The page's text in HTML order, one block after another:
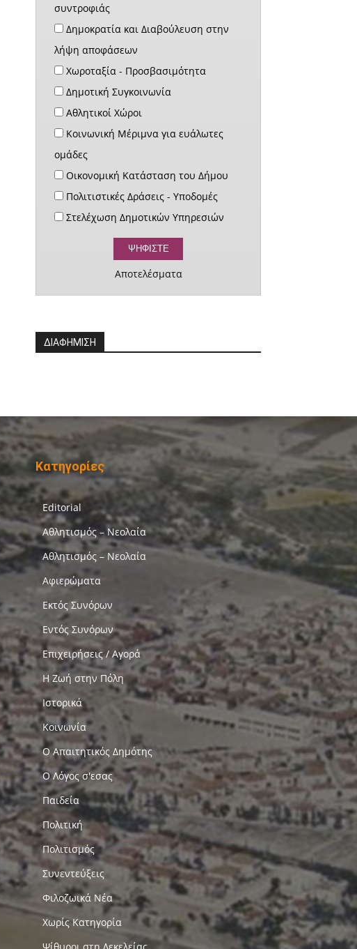
συντροφιάς
Δημοκρατία και Διαβούλευση στην
λήψη αποφάσεων
Χωροταξία - Προσβασιμότητα
Δημοτική Συγκοινωνία
Αθλητικοί Χώροι
Κοινωνική Μέριμνα για ευάλωτες
ομάδες
Οικονομική Κατάσταση του Δήμου
Πολιτιστικές Δράσεις - Υποδομές
Στελέχωση Δημοτικών Υπηρεσιών
Αποτελέσματα
ΔΙΑΦΗΜΙΣΗ
Κατηγορίες
Editorial
Αθλητισμός – Νεολαία
Αθλητισμός – Νεολαία
Αφιερώματα
Εκτός Συνόρων
Εντός Συνόρων
Επιχειρήσεις / Αγορά
Η Ζωή στην Πόλη
Ιστορικά
Κοινωνία
Ο Απαιτητικός Δημότης
Ο Λόγος σ'εσας
Παιδεία
Πολιτική
Πολιτισμός
Συνεντεύξεις
Φιλοζωικά Νέα
Χωρίς Κατηγορία